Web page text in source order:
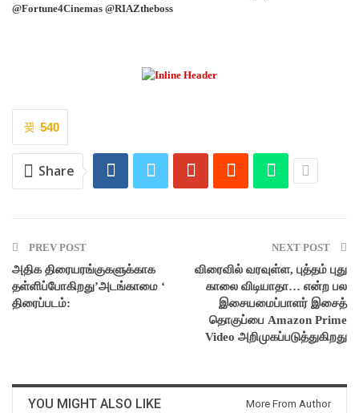
@Fortune4Cinemas @RIAZtheboss
540
Share
PREV POST
அதிக திரையரங்குகளுக்காக
தள்ளிப்போகிறது’அடங்காமை ‘
திரைப்படம்:
NEXT POST
விரைவில் வரவுள்ள, புத்தம் புது
காலை விடியாதா… என்ற பல
இசையமைப்பாளர் இசைத்
தொகுப்பை Amazon Prime
Video அறிமுகப்படுத்துகிறது
YOU MIGHT ALSO LIKE More From Author